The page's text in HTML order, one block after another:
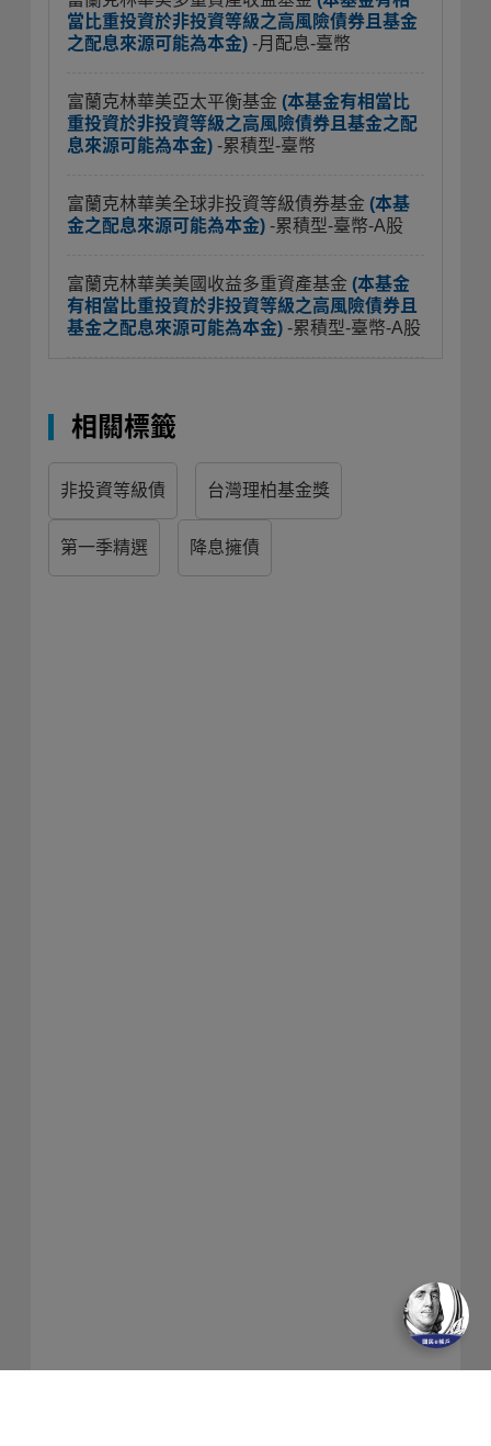
當比重投資於非投資等級之高風險債券且基金
之配息來源可能為本金) -月配息-臺幣
富蘭克林華美亞太平衡基金 (本基金有相當比
重投資於非投資等級之高風險債券且基金之配
息來源可能為本金) -累積型-臺幣
富蘭克林華美全球非投資等級債券基金 (本基
金之配息來源可能為本金) -累積型-臺幣-A股
富蘭克林華美美國收益多重資產基金 (本基金
有相當比重投資於非投資等級之高風險債券且
基金之配息來源可能為本金) -累積型-臺幣-A股
相關標籤
非投資等級債 台灣理柏基金獎
第一季精選 降息擁債